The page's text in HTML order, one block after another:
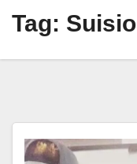
Tag: Suisio